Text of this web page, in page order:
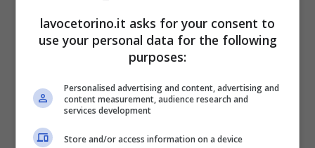
aggiornamenti sulle condizioni di Re Carlo.
La famiglia reale inglese si è ritrovata, di
botto, a dover affrontare, dopo la morte
della Regina Elisabetta, due momenti
complicati, legati proprio a due
appartenenti.
lavocetorino.it asks for your consent to
use your personal data for the following
purposes:
Personalised advertising and content, advertising and
content measurement, audience research and
services development
Store and/or access information on a device